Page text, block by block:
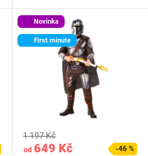
Novinka
First minute
od 649 Kč
1 197 Kč
-46 %